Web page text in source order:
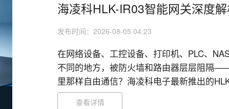
海凌科HLK-IR03智能网关深度
发布时间：2026-08-05 04:23
在网络设备、工控设备、打印机、PLC、
不同的地方，被防火墙和路由器层层阻隔
里那样自由通信？海凌科电子最新推出的
查看详情